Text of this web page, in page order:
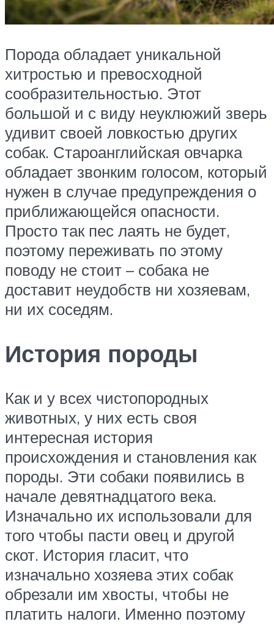
Порода обладает уникальной
хитростью и превосходной
сообразительностью. Этот
большой и с виду неуклюжий зверь
удивит своей ловкостью других
собак. Староанглийская овчарка
обладает звонким голосом, который
нужен в случае предупреждения о
приближающейся опасности.
Просто так пес лаять не будет,
поэтому переживать по этому
поводу не стоит – собака не
доставит неудобств ни хозяевам,
ни их соседям.
История породы
Как и у всех чистопородных
животных, у них есть своя
интересная история
происхождения и становления как
породы. Эти собаки появились в
начале девятнадцатого века.
Изначально их использовали для
того чтобы пасти овец и другой
скот. История гласит, что
изначально хозяева этих собак
обрезали им хвосты, чтобы не
платить налоги. Именно поэтому